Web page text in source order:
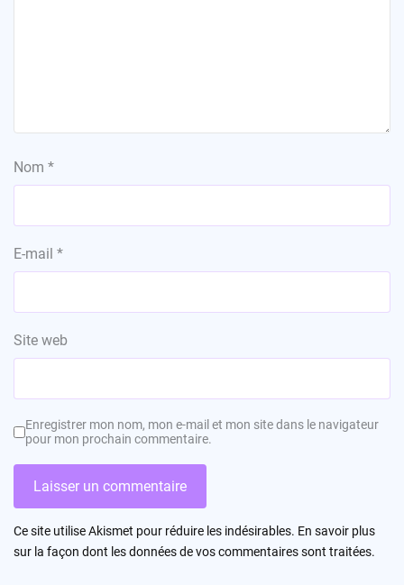
Nom *
E-mail *
Site web
Enregistrer mon nom, mon e-mail et mon site dans le navigateur
pour mon prochain commentaire.
Ce site utilise Akismet pour réduire les indésirables. En savoir plus
sur la façon dont les données de vos commentaires sont traitées.